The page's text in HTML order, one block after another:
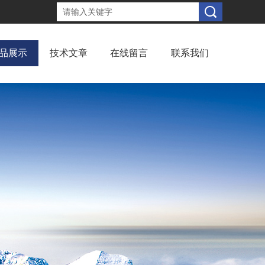
展示 技术文章 在线留言 联系我们